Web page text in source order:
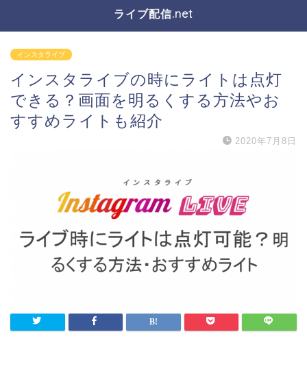
ライブ配信.net
インスタライブ
インスタライブの時にライトは点灯
できる？画面を明るくする方法やお
すすめライトも紹介
2020年7月8日